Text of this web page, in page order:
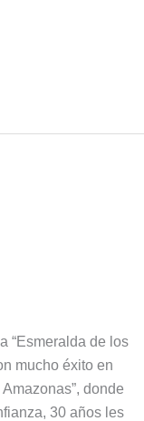
“Esmeralda de los
mucho éxito en
donde
30 años les